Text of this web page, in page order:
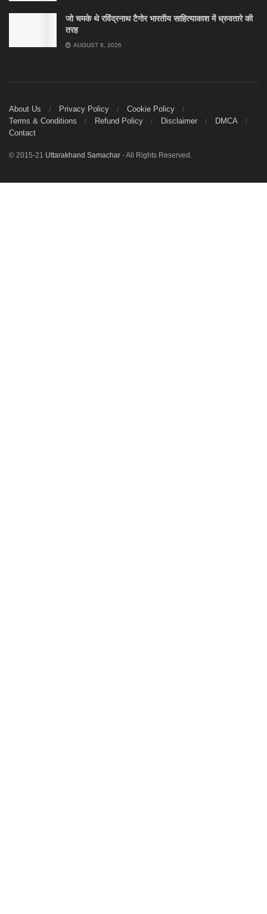
जो चमके थे रविंद्रनाथ टैगोर भारतीय साहित्याकाश में ध्रुवतारे की
तरह
AUGUST 8, 2026
About Us Privacy Policy
Cookie Policy
Terms & Conditions
Refund Policy Disclaimer
DMCA
Contact
© 2015-21 Uttarakhand Samachar - All Rights Reserved.